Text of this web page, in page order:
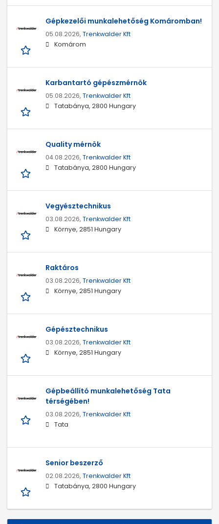
Gépkezelői munkalehetőség Komáromban!
05.08.2026, Trenkwalder Kft
Komárom
Karbantartó gépészmérnök
05.08.2026, Trenkwalder Kft
Tatabánya, 2800 Hungary
Quality mérnök
04.08.2026, Trenkwalder Kft
Tatabánya, 2800 Hungary
Vegyésztechnikus
03.08.2026, Trenkwalder Kft
Környe, 2851 Hungary
Raktáros
03.08.2026, Trenkwalder Kft
Környe, 2851 Hungary
Gépésztechnikus
03.08.2026, Trenkwalder Kft
Környe, 2851 Hungary
Gépbeállító munkalehetőség Tata
térségében!
03.08.2026, Trenkwalder Kft
Tata
Senior beszerző
02.08.2026, Trenkwalder Kft
Tatabánya, 2800 Hungary